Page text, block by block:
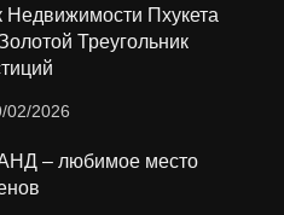
Недвижимости Пхукета
Треугольник
02/2026
– любимое место